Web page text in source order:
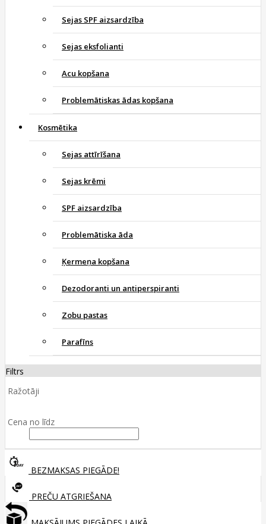
Sejas SPF aizsardzība
Sejas eksfolianti
Acu kopšana
Problemātiskas ādas kopšana
Kosmētika
Sejas attīrīšana
Sejas krēmi
SPF aizsardzība
Problemātiska āda
Ķermeņa kopšana
Dezodoranti un antiperspiranti
Zobu pastas
Parafīns
Filtrs
Ražotāji
Cena no līdz
BEZMAKSAS PIEGĀDE!
PREČU ATGRIEŠANA